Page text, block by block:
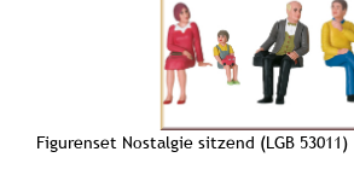
Figurenset Nostalgie sitzend (LGB 53011)